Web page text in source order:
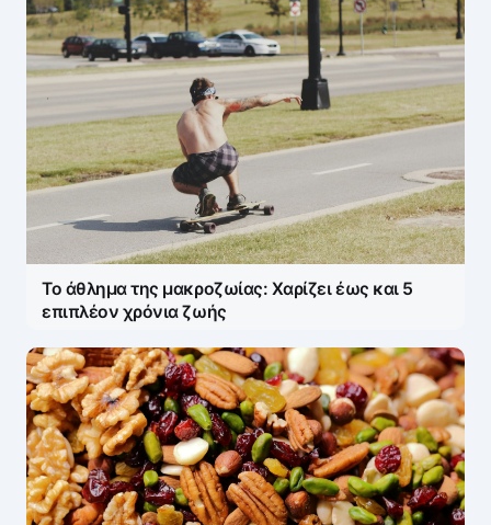
Το άθλημα της μακροζωίας: Χαρίζει έως και 5
επιπλέον χρόνια ζωής